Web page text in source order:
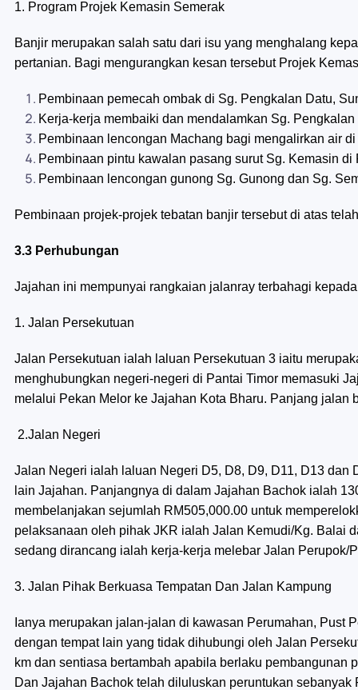
1. Program Projek Kemasin Semerak
Banjir merupakan salah satu dari isu yang menghalang
pertanian. Bagi mengurangkan kesan tersebut Projek
Pembinaan pemecah ombak di Sg. Pengkalan Datu,
Kerja-kerja membaiki dan mendalamkan Sg.
Pembinaan lencongan Machang bagi mengalirkan air
Pembinaan pintu kawalan pasang surut Sg. Kemasin di
Pembinaan lencongan gunong Sg. Gunong dan Sg.
Pembinaan projek-projek tebatan banjir tersebut di atas
3.3 Perhubungan
Jajahan ini mempunyai rangkaian jalanray terbahagi
1. Jalan Persekutuan
Jalan Persekutuan ialah laluan Persekutuan 3 iaitu
menghubungkan negeri-negeri di Pantai Timor memasuki
melalui Pekan Melor ke Jajahan Kota Bharu. Panjang jalan
2.Jalan Negeri
Jalan Negeri ialah laluan Negeri D5, D8, D9, D11, D13
lain Jajahan. Panjangnya di dalam Jajahan Bachok ialah
membelanjakan sejumlah RM505,000.00 untuk
pelaksanaan oleh pihak JKR ialah Jalan Kemudi/Kg. Balai
sedang dirancang ialah kerja-kerja melebar Jalan Perupok/
3. Jalan Pihak Berkuasa Tempatan Dan Jalan Kampung
Ianya merupakan jalan-jalan di kawasan Perumahan, Pust
dengan tempat lain yang tidak dihubungi oleh Jalan
km dan sentiasa bertambah apabila berlaku pembangunan
Dan Jajahan Bachok telah diluluskan peruntukan